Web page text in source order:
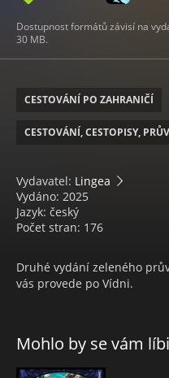
Dostupnost formátů závisí na
30 MB.
CESTOVÁNÍ PO ZAHRANIČÍ
CESTOVÁNÍ, CESTOPISY,
Vydavatel: Lingea
Vydáno: 2025
Jazyk: český
Počet stran: 176
Druhé vydání zeleného
vás provede po Vídni.
Mohlo by se vám